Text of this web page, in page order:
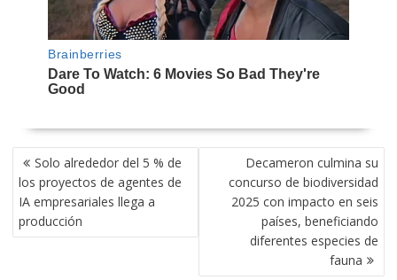
NAVEGACIÓN
DE
ENTRADAS
Solo alrededor del 5 % de
los proyectos de agentes de
IA empresariales llega a
producción
Decameron culmina su
concurso de biodiversidad
2025 con impacto en seis
países, beneficiando
diferentes especies de
fauna